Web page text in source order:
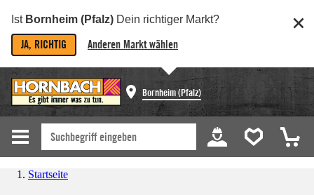
Ist Bornheim (Pfalz) Dein richtiger Markt?
JA, RICHTIG Anderen Markt wählen
Bornheim (Pfalz)
Startseite